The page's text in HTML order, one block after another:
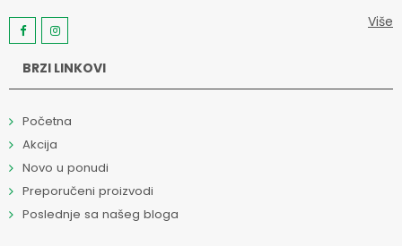
Više
BRZI LINKOVI
Početna
Akcija
Novo u ponudi
Preporučeni proizvodi
Poslednje sa našeg bloga